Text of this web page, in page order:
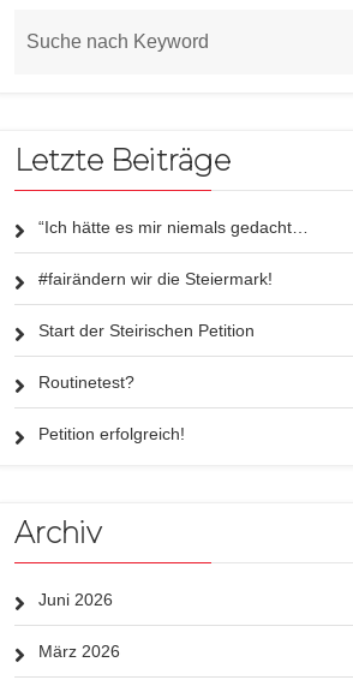
Letzte Beiträge
“Ich hätte es mir niemals gedacht…
#fairändern wir die Steiermark!
Start der Steirischen Petition
Routinetest?
Petition erfolgreich!
Archiv
Juni 2026
März 2026